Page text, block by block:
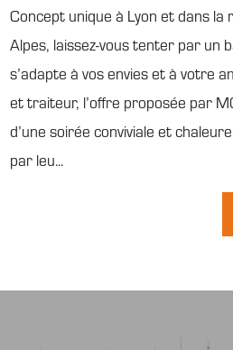
Concept unique à Lyon et dans la
Alpes, laissez-vous tenter par un
s’adapte à vos envies et à votre
et traiteur, l’offre proposée par
d’une soirée conviviale et
par leu...